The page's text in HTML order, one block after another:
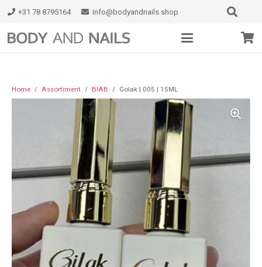
+31 78 8795164 info@bodyandnails.shop
Home / Assortiment / BIAB / Golak | 005 | 15ML